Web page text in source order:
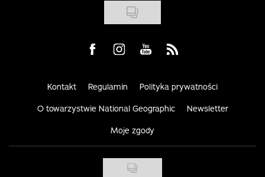
Visit us on Facebook
Visit us on Instagram
Visit us on Youtube
Visit us on Rss
Kontakt Regulamin Polityka prywatności
O towarzystwie National Geographic Newsletter
Moje zgody